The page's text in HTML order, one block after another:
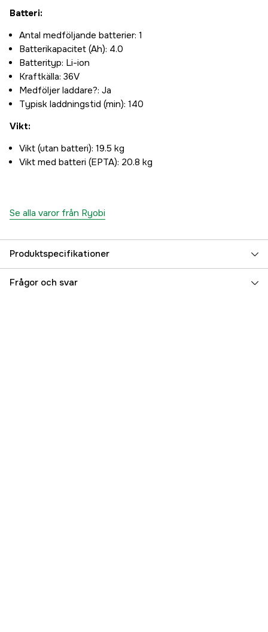
Batteri:
Antal medföljande batterier: 1
Batterikapacitet (Ah): 4.0
Batterityp: Li-ion
Kraftkälla: 36V
Medföljer laddare?: Ja
Typisk laddningstid (min): 140
Vikt:
Vikt (utan batteri): 19.5 kg
Vikt med batteri (EPTA): 20.8 kg
Se alla varor från Ryobi
Produktspecifikationer
Drivkälla Batteri
Frågor och svar